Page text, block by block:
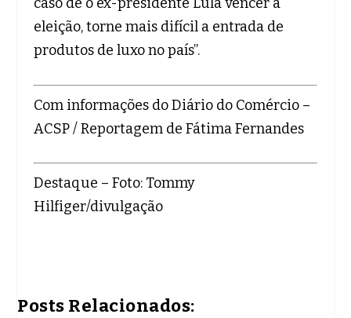
eleição, torne mais difícil a entrada de
produtos de luxo no país”.
Com informações do Diário do Comércio –
ACSP / Reportagem de Fátima Fernandes
Destaque – Foto: Tommy
Hilfiger/divulgação
Posts Relacionados: